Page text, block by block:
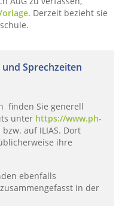
. Derzeit bezieht sie
Sprechzeiten
finden Sie generell
unter https://www.ph-
bzw. auf ILIAS. Dort
ihre
ebenfalls
in der